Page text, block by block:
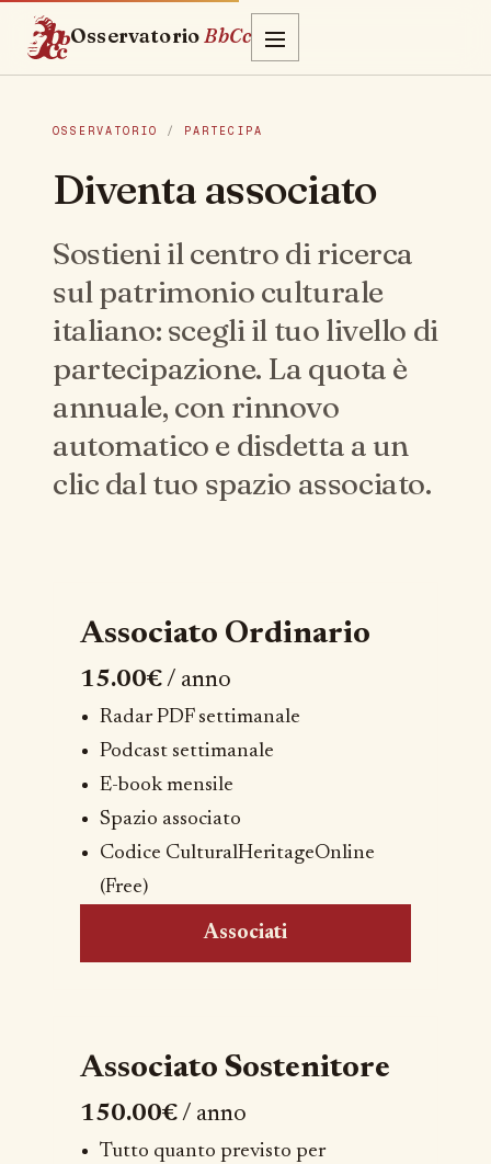
OsservatorioBbCc
OSSERVATORIO / PARTECIPA
Diventa associato
Sostieni il centro di ricerca
sul patrimonio culturale
italiano: scegli il tuo livello di
partecipazione. La quota è
annuale, con rinnovo
automatico e disdetta a un
clic dal tuo spazio associato.
Associato Ordinario
15.00€/ anno
Radar PDF settimanale
Podcast settimanale
E-book mensile
Spazio associato
Codice CulturalHeritageOnline
(Free)
Associati
Associato Sostenitore
150.00€/ anno
Tutto quanto previsto per